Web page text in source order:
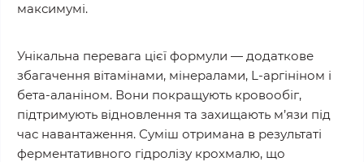
максимумі.
Унікальна перевага цієї формули — додаткове
збагачення вітамінами, мінералами, L-аргініном і
бета-аланіном. Вони покращують кровообіг,
підтримують відновлення та захищають м’язи під
час навантаження. Суміш отримана в результаті
ферментативного гідролізу крохмалю, що